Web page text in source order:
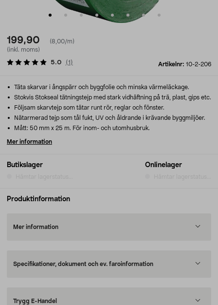
199,90
(8,00/m)
(inkl. moms)
Artikelnr: 10-2-206
5.0 (1 )
Butikslager Onlinelager
Täta skarvar i ångspärr och byggfolie och minska värmeläckage.
Stokvis Stokseal tätningstejp med stark vidhäftning på trä, plast, gips etc.
Följsam skarvtejp som tätar runt rör, reglar och fönster.
Nätarmerad tejp som tål fukt, UV och åldrande i krävande byggmiljöer.
Mått: 50 mm x 25 m. För inom- och utomhusbruk.
Mer information
Produktinformation
Mer information
Specifikationer, dokument och ev. faroinformation
Trygg E-Handel